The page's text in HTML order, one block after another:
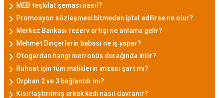
MEB teşkilat şeması nasıl?
Promosyon sözleşmesi bitmeden iptal edilirse ne olur?
Merkez Bankası rezerv artışı ne anlama gelir?
Mehmet Dinçerlerin babası ne iş yapar?
Otogardan hangi metrobüs durağında inilir?
Ruhsat için tüm maliklerin imzası şart mı?
Orphan 2 ve 3 bağlantılı mı?
Kısırlaştırılmış erkek kedi nasıl davranır?